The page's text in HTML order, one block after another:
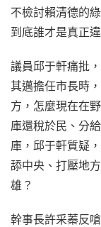
不檢討賴清德的
到底誰才是真正
議員邱于軒痛批
其邁擔任市長時
方，怎麼現在在
庫還稅於民、分
庫，邱于軒質疑
舔中央、打壓地
雄？
幹事長許采蓁反